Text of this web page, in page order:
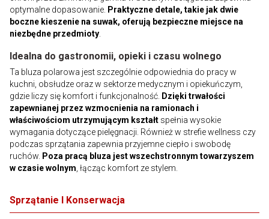
optymalne dopasowanie. Praktyczne detale, takie jak dwie
boczne kieszenie na suwak, oferują bezpieczne miejsce na
niezbędne przedmioty
Idealna do gastronomii, opieki i czasu wolnego
Ta bluza polarowa jest szczególnie odpowiednia do pracy w
kuchni, obsłudze oraz w sektorze medycznym i opiekuńczym,
gdzie liczy się komfort i funkcjonalność. Dzięki trwałości
zapewnianej przez wzmocnienia na ramionach i
właściwościom utrzymującym kształt spełnia wysokie
wymagania dotyczące pielęgnacji. Również w strefie wellness czy
podczas sprzątania zapewnia przyjemne ciepło i swobodę
ruchów. Poza pracą bluza jest wszechstronnym towarzyszem
w czasie wolnym , łącząc komfort ze stylem.
Sprzątanie I Konserwacja